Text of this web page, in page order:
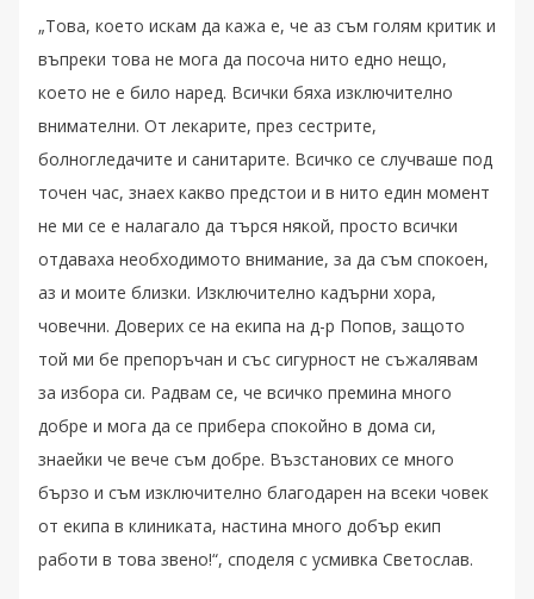
„Това, което искам да кажа е, че аз съм голям критик и
въпреки това не мога да посоча нито едно нещо,
което не е било наред. Всички бяха изключително
внимателни. От лекарите, през сестрите,
болногледачите и санитарите. Всичко се случваше под
точен час, знаех какво предстои и в нито един момент
не ми се е налагало да търся някой, просто всички
отдаваха необходимото внимание, за да съм спокоен,
аз и моите близки. Изключително кадърни хора,
човечни. Доверих се на екипа на д-р Попов, защото
той ми бе препоръчан и със сигурност не съжалявам
за избора си. Радвам се, че всичко премина много
добре и мога да се прибера спокойно в дома си,
знаейки че вече съм добре. Възстанових се много
бързо и съм изключително благодарен на всеки човек
от екипа в клиниката, настина много добър екип
работи в това звено!“, споделя с усмивка Светослав.